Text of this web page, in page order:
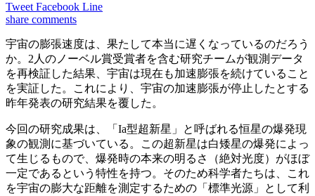
Tweet Facebook Line
share comments
宇宙の膨張速度は、果たして本当に遅くなっているのだろう
か。2人のノーベル賞受賞者を含む研究チームが観測データ
を再検証した結果、宇宙は現在も加速膨張を続けていること
を実証した。これにより、宇宙の加速膨張が停止したとする
昨年発表の研究結果を覆した。
今回の研究成果は、「Ia型超新星」と呼ばれる恒星の爆発現
象の観測に基づいている。この超新星は白矮星の爆発によっ
て生じるもので、爆発時の本来の明るさ（絶対光度）がほぼ
一定であるという特性を持つ。そのため科学者たちは、これ
を宇宙の膨大な距離を測定するための「標準光源」として利